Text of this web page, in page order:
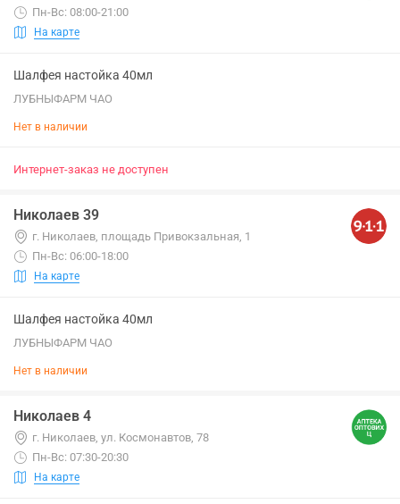
Пн-Вс: 08:00-21:00
На карте
Шалфея настойка 40мл
ЛУБНЫФАРМ ЧАО
Нет в наличии
Интернет-заказ не доступен
Николаев 39
г. Николаев, площадь Привокзальная, 1
Пн-Вс: 06:00-18:00
На карте
Шалфея настойка 40мл
ЛУБНЫФАРМ ЧАО
Нет в наличии
Николаев 4
г. Николаев, ул. Космонавтов, 78
Пн-Вс: 07:30-20:30
На карте